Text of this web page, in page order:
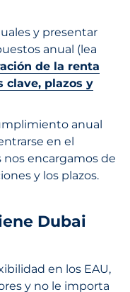
y presentar
anual (lea
de la renta
clave, plazos y
anual
en el
encargamos de
y los plazos.
Dubai
en los EAU,
y no le importa